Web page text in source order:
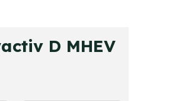
D MHEV